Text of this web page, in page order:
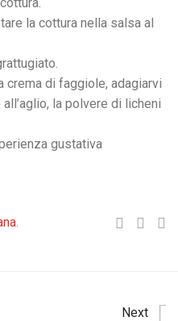
la cottura nella salsa al
di faggiole, adagiarvi
la polvere di licheni
gustativa
.
Next